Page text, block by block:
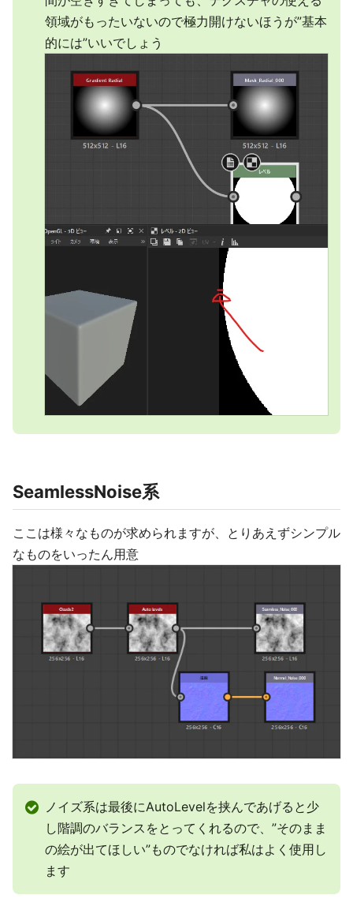
領域がもったいないので極力開けないほうが”基本
的には”いいでしょう
SeamlessNoise系
ここは様々なものが求められますが、とりあえずシンプル
なものをいったん用意
ノイズ系は最後にAutoLevelを挟んであげると少
し階調のバランスをとってくれるので、”そのまま
の絵が出てほしい”ものでなければ私はよく使用し
ます